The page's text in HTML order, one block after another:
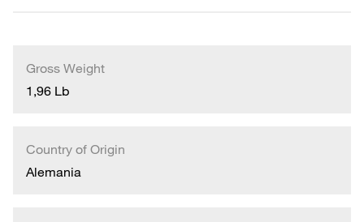
Gross Weight
1,96 Lb
Country of Origin
Alemania